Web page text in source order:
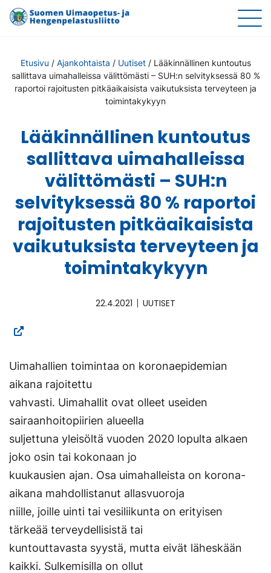
Etusivu / Ajankohtaista / Uutiset/ Lääkinnällinen kuntoutus
sallittava uimahalleissa välittömästi – SUH:n selvityksessä 80 %
raportoi rajoitusten pitkäaikaisista vaikutuksista terveyteen ja
toimintakykyyn
Lääkinnällinen kuntoutus
sallittava uimahalleissa
välittömästi – SUH:n
selvityksessä 80 % raportoi
rajoitusten pitkäaikaisista
vaikutuksista terveyteen ja
toimintakykyyn
22.4.2021 UUTISET
Uimahallien toimintaa on koronaepidemian
aikana rajoitettu
vahvasti. Uimahallit ovat olleet useiden
sairaanhoitopiirien alueella
suljettuna yleisöltä vuoden 2020 lopulta alkaen
joko osin tai kokonaan jo
kuukausien ajan. Osa uimahalleista on korona-
aikana mahdollistanut allasvuoroja
niille, joille uinti tai vesiliikunta on erityisen
tärkeää terveydellisistä tai
kuntouttavasta syystä, mutta eivät läheskään
kaikki. Sulkemisilla on ollut